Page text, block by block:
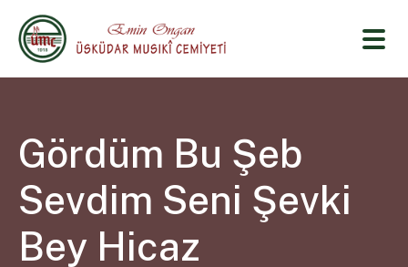
Gördüm Bu Şeb
Sevdim Seni Şevki
Bey Hicaz